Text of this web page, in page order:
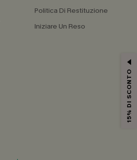
Politica Di Restituzione
Iniziare Un Reso
15% DI SCONTO